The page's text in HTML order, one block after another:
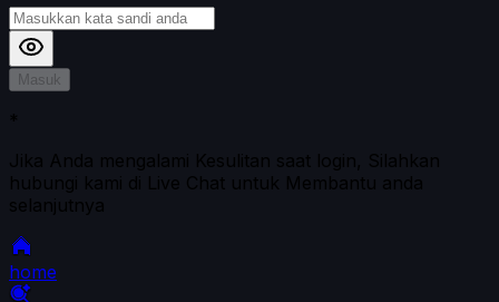
Masuk
*
Jika Anda mengalami Kesulitan saat login, Silahkan
hubungi kami di Live Chat untuk Membantu anda
selanjutnya
home